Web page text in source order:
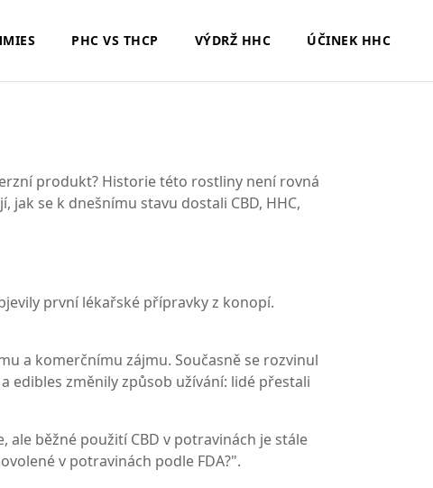
PHC VS THCP VÝDRŽ HHC ÚČINEK HHC
produkt? Historie této rostliny není rovná
se k dnešnímu stavu dostali CBD, HHC,
první lékařské přípravky z konopí.
a komerčnímu zájmu. Současně se rozvinul
edibles změnily způsob užívání: lidé přestali
ale běžné použití CBD v potravinách je stále
v potravinách podle FDA?".